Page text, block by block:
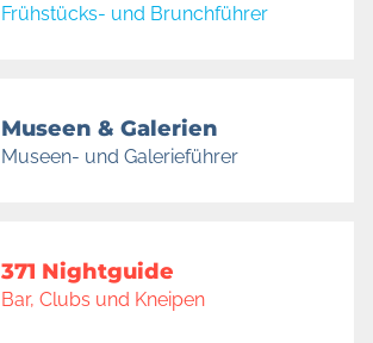
Frühstücks- und Brunchführer
Museen & Galerien
Museen- und Galerieführer
371 Nightguide
Bar, Clubs und Kneipen